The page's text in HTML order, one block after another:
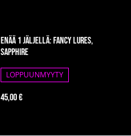
Enää 1 jäljellä: Fancy Lures,
Sapphire
LOPPUUNMYYTY
45,00 €